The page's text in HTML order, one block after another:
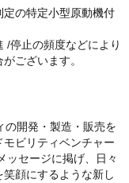
定の特定小型原動機付
/停止の頻度などにより
ございます。
の開発・製造・販売を
ビリティベンチャー
ッセージに掲げ、日々
顔にするような新し